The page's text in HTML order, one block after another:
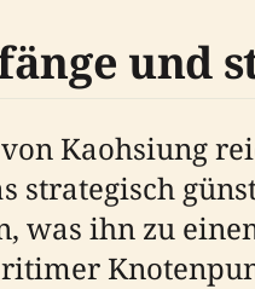
und
Kaohsiung
strategisch
was ihn zu